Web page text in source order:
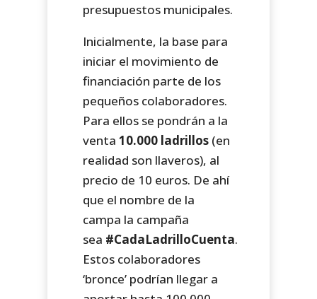
presupuestos municipales.
Inicialmente, la base para
iniciar el movimiento de
financiación parte de los
pequeños colaboradores.
Para ellos se pondrán a la
venta 10.000 ladrillos (en
realidad son llaveros), al
precio de 10 euros. De ahí
que el nombre de la
campa la campaña
sea #CadaLadrilloCuenta.
Estos colaboradores
‘bronce’ podrían llegar a